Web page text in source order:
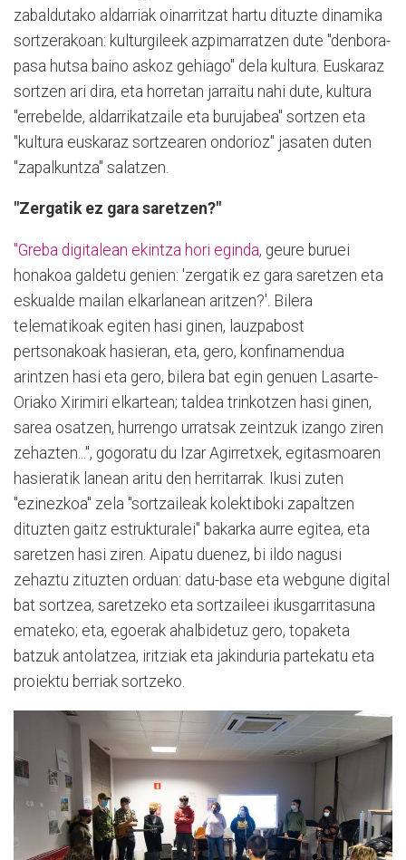
zabaldutako aldarriak oinarritzat hartu dituzte dinamika
sortzerakoan: kulturgileek azpimarratzen dute "denbora-
pasa hutsa baino askoz gehiago" dela kultura. Euskaraz
sortzen ari dira, eta horretan jarraitu nahi dute, kultura
"errebelde, aldarrikatzaile eta burujabea" sortzen eta
"kultura euskaraz sortzearen ondorioz" jasaten duten
"zapalkuntza" salatzen.
"Zergatik ez gara saretzen?"
"Greba digitalean ekintza hori eginda, geure buruei
honakoa galdetu genien: 'zergatik ez gara saretzen eta
eskualde mailan elkarlanean aritzen?'. Bilera
telematikoak egiten hasi ginen, lauzpabost
pertsonakoak hasieran, eta, gero, konfinamendua
arintzen hasi eta gero, bilera bat egin genuen Lasarte-
Oriako Xirimiri elkartean; taldea trinkotzen hasi ginen,
sarea osatzen, hurrengo urratsak zeintzuk izango ziren
zehazten...", gogoratu du Izar Agirretxek, egitasmoaren
hasieratik lanean aritu den herritarrak. Ikusi zuten
"ezinezkoa" zela "sortzaileak kolektiboki zapaltzen
dituzten gaitz estrukturalei" bakarka aurre egitea, eta
saretzen hasi ziren. Aipatu duenez, bi ildo nagusi
zehaztu zituzten orduan: datu-base eta webgune digital
bat sortzea, saretzeko eta sortzaileei ikusgarritasuna
emateko; eta, egoerak ahalbidetuz gero, topaketa
batzuk antolatzea, iritziak eta jakinduria partekatu eta
proiektu berriak sortzeko.